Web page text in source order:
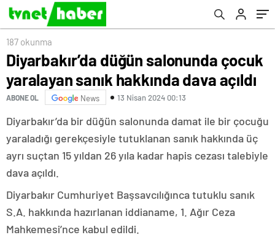
187 okunma
Diyarbakır’da düğün salonunda çocuk
yaralayan sanık hakkında dava açıldı
ABONE OL News 13 Nisan 2024 00:13
Diyarbakır’da bir düğün salonunda damat ile bir çocuğu
yaraladığı gerekçesiyle tutuklanan sanık hakkında üç
ayrı suçtan 15 yıldan 26 yıla kadar hapis cezası talebiyle
dava açıldı.
Diyarbakır Cumhuriyet Başsavcılığınca tutuklu sanık
S.A. hakkında hazırlanan iddianame, 1. Ağır Ceza
Mahkemesi’nce kabul edildi.